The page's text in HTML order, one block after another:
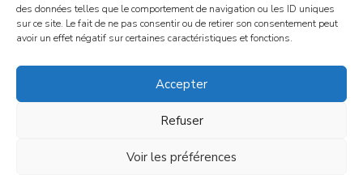
des données telles que le comportement de navigation ou les ID uniques
sur ce site. Le fait de ne pas consentir ou de retirer son consentement peut
avoir un effet négatif sur certaines caractéristiques et fonctions.
Accepter
Refuser
Voir les préférences
CONTACT